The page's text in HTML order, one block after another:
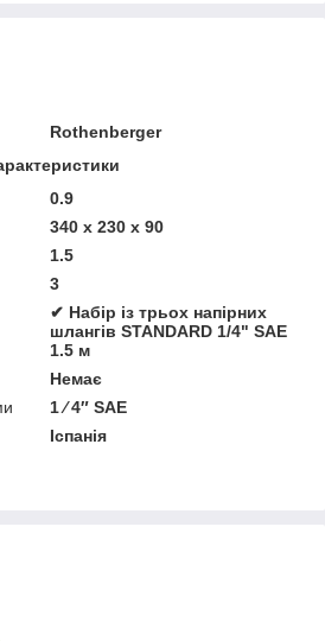
Rothenberger
0.9
340 х 230 х 90
1.5
3
✔ Набір із трьох напірних
шлангів STANDARD 1/4" SAE
1.5 м
Немає
1 ⁄ 4″ SAE
Іспанія